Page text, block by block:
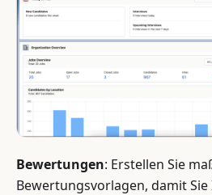
Bewertungen: Erstellen Sie
Bewertungsvorlagen, damit Sie